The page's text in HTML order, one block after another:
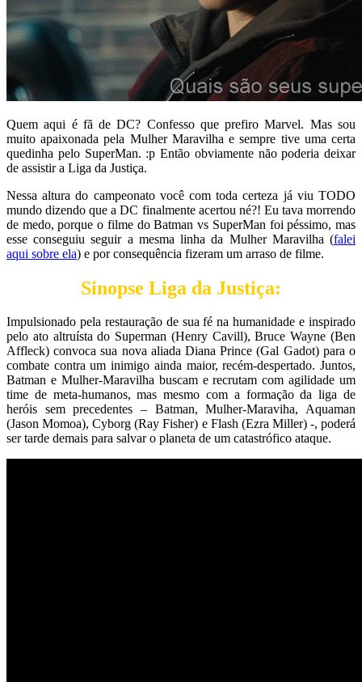
Quem aqui é fã de DC? Confesso que prefiro Marvel. Mas sou
muito apaixonada pela Mulher Maravilha e sempre tive uma certa
quedinha pelo SuperMan. :p Então obviamente não poderia deixar
de assistir a Liga da Justiça.
Nessa altura do campeonato você com toda certeza já viu TODO
mundo dizendo que a DC finalmente acertou né?! Eu tava morrendo
de medo, porque o filme do Batman vs SuperMan foi péssimo, mas
esse conseguiu seguir a mesma linha da Mulher Maravilha (falei
aqui sobre ela) e por consequência fizeram um arraso de filme.
Sinopse Liga da Justiça:
Impulsionado pela restauração de sua fé na humanidade e inspirado
pelo ato altruísta do Superman (Henry Cavill), Bruce Wayne (Ben
Affleck) convoca sua nova aliada Diana Prince (Gal Gadot) para o
combate contra um inimigo ainda maior, recém-despertado. Juntos,
Batman e Mulher-Maravilha buscam e recrutam com agilidade um
time de meta-humanos, mas mesmo com a formação da liga de
heróis sem precedentes – Batman, Mulher-Maraviha, Aquaman
(Jason Momoa), Cyborg (Ray Fisher) e Flash (Ezra Miller) -, poderá
ser tarde demais para salvar o planeta de um catastrófico ataque.